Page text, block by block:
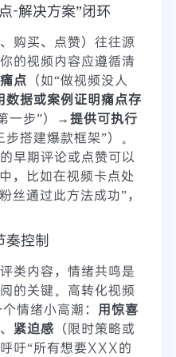
-解决方案”闭环
购买、点赞）往往源
的视频内容应遵循清
点 （如“做视频没人
数据或案例证明痛点存
一步”）→提供可执行
步搭建爆款框架”）。
早期评论或点赞可以
，比如在视频卡点处
通过此方法成功”，
奏控制
类内容，情绪共鸣是
的关键。高转化视频
情绪小高潮： 用惊喜
紧迫感 （限时策略或
呼吁“所有想要XXX的